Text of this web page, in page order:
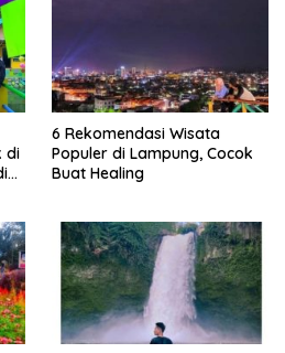
di
6 Rekomendasi Wisata
Populer di Lampung, Cocok
Buat Healing